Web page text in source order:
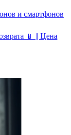
и смартфонов
📱 || Цена